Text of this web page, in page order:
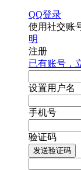
QQ登录
使用社交账
明
注册
已有账号，
设置用户名
手机号
验证码
发送验证码